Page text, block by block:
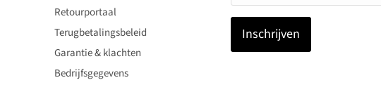
Retourportaal
Terugbetalingsbeleid
Garantie & klachten
Bedrijfsgegevens
Inschrijven